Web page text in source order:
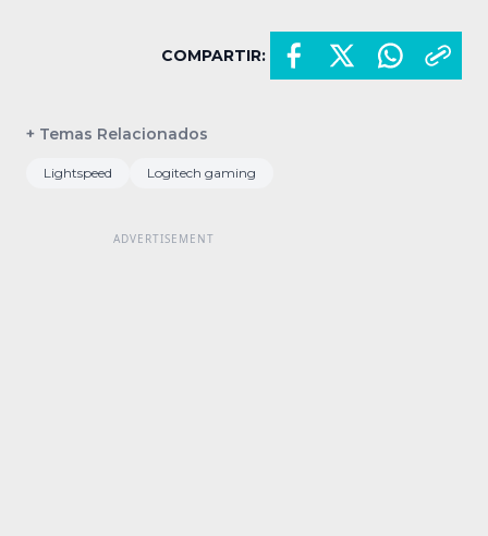
COMPARTIR:
+ Temas Relacionados
Lightspeed Logitech gaming